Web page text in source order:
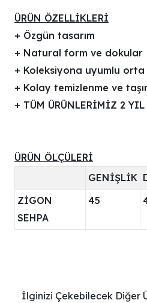
ÜRÜN ÖZELLİKLERİ
+ Özgün tasarım
+ Natural form ve dokular
+ Koleksiyona uyumlu
+ Kolay temizlenme ve
+ TÜM ÜRÜNLERİMİZ 2
ÜRÜN ÖLÇÜLERİ
GENİŞLİK
ZİGON
SEHPA
45
İlginizi Çekebilecek Diğer